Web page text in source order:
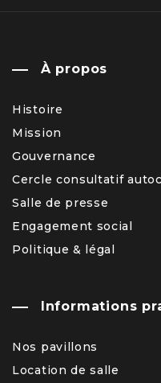
À propos
Histoire
Mission
Gouvernance
Cercle consultatif
Salle de presse
Engagement social
Politique & légal
Informations
Nos pavillons
Location de salle